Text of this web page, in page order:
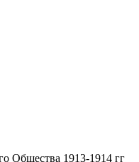
Общества 1913-1914 гг